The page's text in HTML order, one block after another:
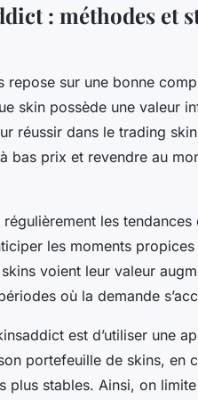
: méthodes et
sur une bonne
skin possède une valeur
réussir dans le trading
bas prix et revendre au
les tendances
les moments
voient leur valeur
où la demande
est d’utiliser une
portefeuille de skins, en
plus stables. Ainsi, on